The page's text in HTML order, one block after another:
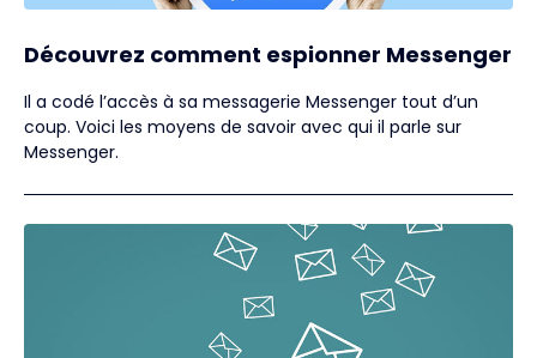
Découvrez comment espionner Messenger
Il a codé l’accès à sa messagerie Messenger tout d’un
coup. Voici les moyens de savoir avec qui il parle sur
Messenger.